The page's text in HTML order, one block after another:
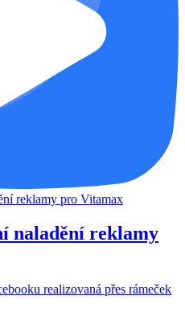
naladění reklamy
realizovaná přes rámeček